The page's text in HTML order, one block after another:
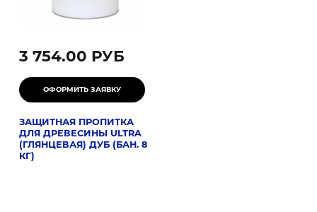
3 754.00 РУБ
ЗАЩИТНАЯ ПРОПИТКА
ДЛЯ ДРЕВЕСИНЫ ULTRA
(ГЛЯНЦЕВАЯ) ДУБ (БАН. 8
КГ)